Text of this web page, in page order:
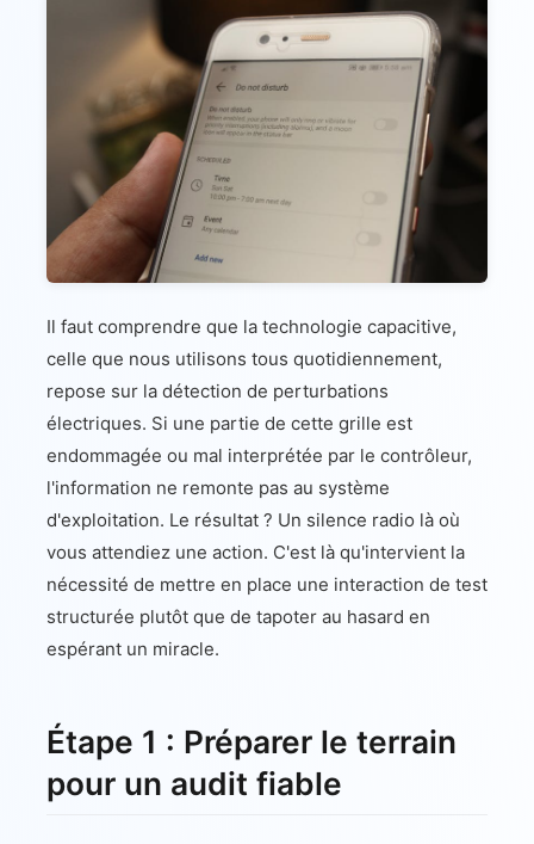
Il faut comprendre que la technologie capacitive,
celle que nous utilisons tous quotidiennement,
repose sur la détection de perturbations
électriques. Si une partie de cette grille est
endommagée ou mal interprétée par le contrôleur,
l'information ne remonte pas au système
d'exploitation. Le résultat ? Un silence radio là où
vous attendiez une action. C'est là qu'intervient la
nécessité de mettre en place une interaction de test
structurée plutôt que de tapoter au hasard en
espérant un miracle.
Étape 1 : Préparer le terrain
pour un audit fiable